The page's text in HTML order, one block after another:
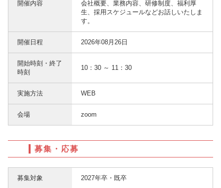
開催内容
会社概要、業務内容、研修制度、福利厚
生、採用スケジュールなどお話しいたしま
す。
開催日程 2026年08月26日
開始時刻・終了
時刻
10：30 ～ 11：30
実施方法 WEB
会場 zoom
募集・応募
募集対象 2027年卒・既卒